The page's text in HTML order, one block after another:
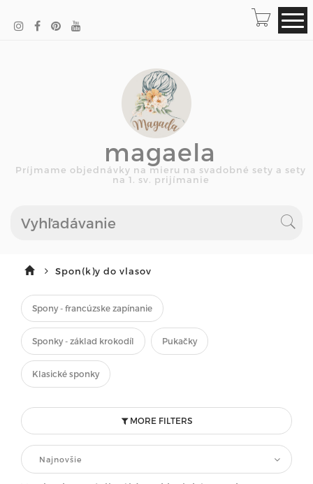
magaela
Príjmame objednávky na mieru na svadobné sety a sety
na 1. sv. prijímanie
Spon(k)y do vlasov
Spony - francúzske zapínanie
Sponky - základ krokodíl Pukačky
Klasické sponky
MORE FILTERS
Najnovšie